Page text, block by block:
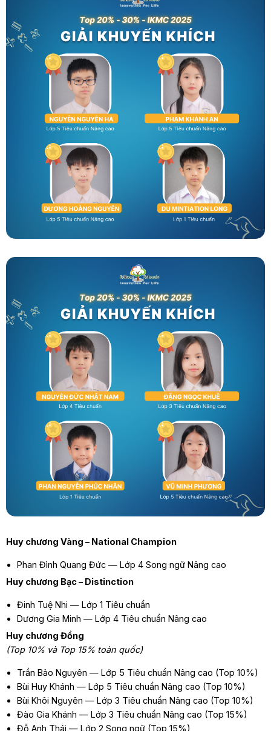
Huy chương Vàng – National Champion
Phan Đình Quang Đức — Lớp 4 Song ngữ Nâng cao
Huy chương Bạc – Distinction
Đinh Tuệ Nhi — Lớp 1 Tiêu chuẩn
Dương Gia Minh — Lớp 4 Tiêu chuẩn Nâng cao
Huy chương Đồng
(Top 10% và Top 15% toàn quốc)
Trần Bảo Nguyên — Lớp 5 Tiêu chuẩn Nâng cao (Top 10%)
Bùi Huy Khánh — Lớp 5 Tiêu chuẩn Nâng cao (Top 10%)
Bùi Khôi Nguyên — Lớp 3 Tiêu chuẩn Nâng cao (Top 10%)
Đào Gia Khánh — Lớp 3 Tiêu chuẩn Nâng cao (Top 15%)
Đỗ Anh Thái — Lớp 2 Song ngữ (Top 15%)